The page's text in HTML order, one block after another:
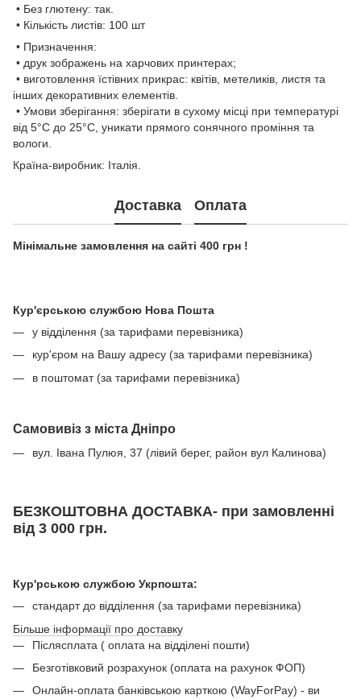
• Без глютену: так.
• Кількість листів: 100 шт
• Призначення:
• друк зображень на харчових принтерах;
• виготовлення їстівних прикрас: квітів, метеликів, листя та
інших декоративних елементів.
• Умови зберігання: зберігати в сухому місці при температурі
від 5°C до 25°C, уникати прямого сонячного проміння та
вологи.
Країна-виробник: Італія.
Доставка Оплата
Мінімальне замовлення на сайті 400 грн !
Кур'єрською службою Нова Пошта
у відділення (за тарифами перевізника)
кур'єром на Вашу адресу (за тарифами перевізника)
в поштомат (за тарифами перевізника)
Самовивіз з міста Дніпро
вул. Івана Пулюя, 37 (лівий берег, район вул Калинова)
БЕЗКОШТОВНА ДОСТАВКА- при замовленні
від 3 000 грн.
Кур'рською службою Укрпошта:
стандарт до відділення (за тарифами перевізника)
Більше інформації про доставку
Післясплата ( оплата на відділені пошти)
Безготівковий розрахунок (оплата на рахунок ФОП)
Онлайн-оплата банківською карткою (WayForPay) - ви